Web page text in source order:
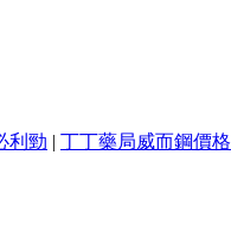
利勁 | 丁丁藥局威而鋼價格